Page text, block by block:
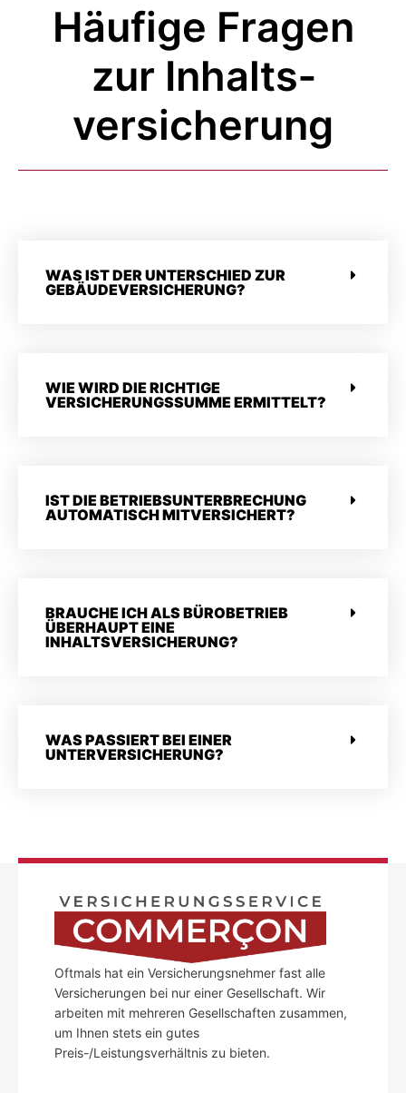
Häufige Fragen
zur Inhalts­
versicherung
WAS IST DER UNTERSCHIED ZUR
GEBÄUDEVERSICHERUNG?
WIE WIRD DIE RICHTIGE
VERSICHERUNGSSUMME ERMITTELT?
IST DIE BETRIEBSUNTERBRECHUNG
AUTOMATISCH MITVERSICHERT?
BRAUCHE ICH ALS BÜROBETRIEB
ÜBERHAUPT EINE
INHALTSVERSICHERUNG?
WAS PASSIERT BEI EINER
UNTERVERSICHERUNG?
Oftmals hat ein Versicherungsnehmer fast alle
Versicherungen bei nur einer Gesellschaft. Wir
arbeiten mit mehreren Gesellschaften zusammen,
um Ihnen stets ein gutes
Preis-/Leistungsverhältnis zu bieten.